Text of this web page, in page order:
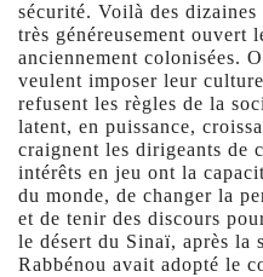
sécurité. Voilà des dizaines
très généreusement ouvert
anciennement colonisées.
veulent imposer leur
refusent les règles de la
latent, en puissance,
craignent les dirigeants de
intérêts en jeu ont la
du monde, de changer la
et de tenir des discours
le désert du Sinaï, après la
Rabbénou avait adopté le